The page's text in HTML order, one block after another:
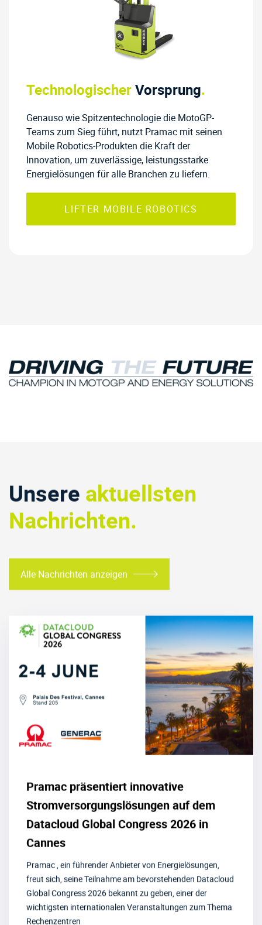
TechnologischerVorsprung.
Genauso wie Spitzentechnologie die MotoGP-
Teams zum Sieg führt, nutzt Pramac mit seinen
Mobile Robotics-Produkten die Kraft der
Innovation, um zuverlässige, leistungsstarke
Energielösungen für alle Branchen zu liefern.
LIFTER MOBILE ROBOTICS
Unsere aktuellsten
Nachrichten.
Pramac präsentiert innovative
Stromversorgungslösungen auf dem
Datacloud Global Congress 2026 in
Cannes
Pramac , ein führender Anbieter von Energielösungen,
freut sich, seine Teilnahme am bevorstehenden Datacloud
Global Congress 2026 bekannt zu geben, einer der
wichtigsten internationalen Veranstaltungen zum Thema
Rechenzentren